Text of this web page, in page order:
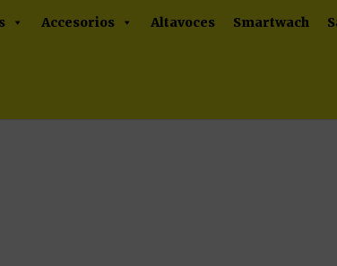
Accesorios Altavoces Smartwach